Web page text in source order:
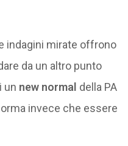
indagini mirate offrono
da un altro punto
un new normal della PA
invece che essere